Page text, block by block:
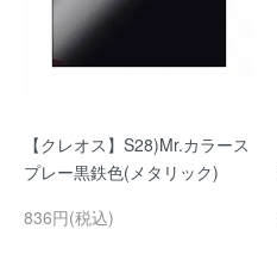
【クレオス】S28)Mr.カラース
プレー黒鉄色(メタリック)
836円(税込)